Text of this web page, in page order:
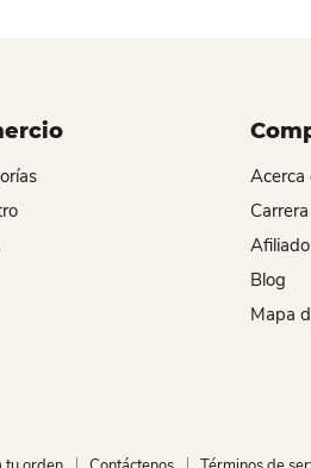
en TikTok
Acerca
Carrera
Afiliado
Blog
Mapa